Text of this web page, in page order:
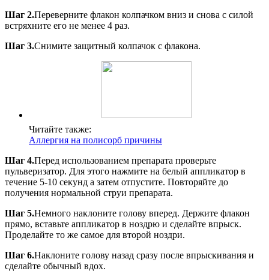
Шаг 2.Переверните флакон колпачком вниз и снова с силой
встряхните его не менее 4 раз.
Шаг 3.Снимите защитный колпачок с флакона.
Читайте также:
Аллергия на полисорб причины
Шаг 4.Перед использованием препарата проверьте
пульверизатор. Для этого нажмите на белый аппликатор в
течение 5-10 секунд а затем отпустите. Повторяйте до
получения нормальной струи препарата.
Шаг 5.Немного наклоните голову вперед. Держите флакон
прямо, вставьте аппликатор в ноздрю и сделайте впрыск.
Проделайте то же самое для второй ноздри.
Шаг 6.Наклоните голову назад сразу после впрыскивания и
сделайте обычный вдох.